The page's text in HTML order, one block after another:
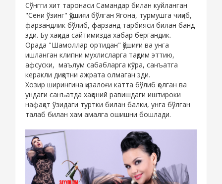
Сўнгги хит таронаси Самандар билан куйланган
"Сени ўзинг" қўшиғи бўлган Ягона, турмушга чиқиб,
фарзандлик бўлиб, фарзанд тарбияси билан банд
эди. Бу хақида сайтимизда хабар бергандик.
Орада "Шамоллар ортидан" қўшиғи ва унга
ишланган клипни мухлисларга тақдим эттию,
афсуски, маълум сабабларга кўра, санъатга
керакли диққатни ажрата олмаган эди.
Хозир ширингина қизалоғи катта бўлиб қолган ва
ундаги санъатда хаққоний равишдаги иштироки
нафақат ўзидаги туртки билан балки, унга бўлган
талаб билан хам амалга ошишни бошлади.